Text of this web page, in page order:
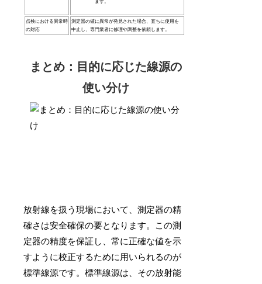
ます。
点検における異常時
の対応
測定器の値に異常が発見された場合、直ちに使用を
中止し、専門業者に修理や調整を依頼します。
まとめ：目的に応じた線源の
使い分け
放射線を扱う現場において、測定器の精
確さは安全確保の要となります。この測
定器の精度を保証し、常に正確な値を示
すように校正するために用いられるのが
標準線源です。標準線源は、その放射能